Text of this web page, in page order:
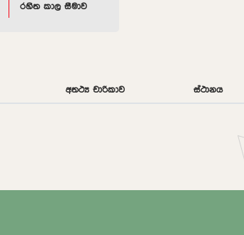
රහිත කාල සීමාව
අතථ්‍ය චාරිකාව ස්ථානය